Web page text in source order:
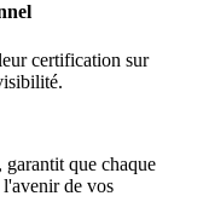
certification sur
que chaque
de vos